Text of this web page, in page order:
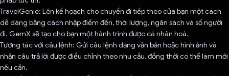
TravelGenie: Lên kế hoạch cho chuyến đi tiếp theo của bạn một cách
dễ dàng bằng cách nhập điểm đến, thời lượng, ngân sách và số người
đi. GemX sẽ tạo cho bạn một hành trình được cá nhân hoá.
Tương tác với câu lệnh: Gửi câu lệnh dạng văn bản hoặc hình ảnh và
nhận câu trả lời được điều chỉnh theo nhu cầu, đồng thời có thể làm mới
nếu cần.